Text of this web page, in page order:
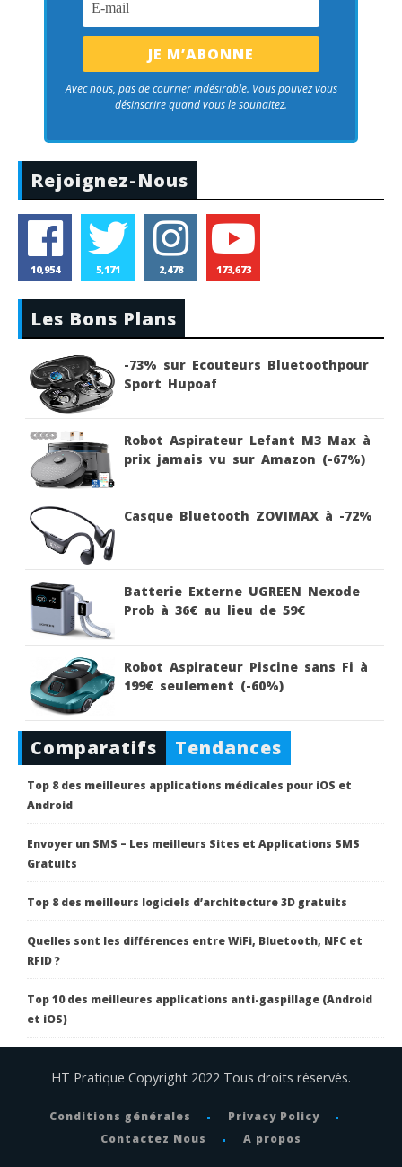
Avec nous, pas de courrier indésirable. Vous pouvez vous
désinscrire quand vous le souhaitez.
Rejoignez-Nous
10,954 5,171 2,478 173,673
Les Bons Plans
-73% sur Ecouteurs Bluetoothpour
Sport Hupoaf
Robot Aspirateur Lefant M3 Max à
prix jamais vu sur Amazon (-67%)
Casque Bluetooth ZOVIMAX à -72%
Batterie Externe UGREEN Nexode
Prob à 36€ au lieu de 59€
Robot Aspirateur Piscine sans Fi à
199€ seulement (-60%)
Comparatifs Tendances
Top 8 des meilleures applications médicales pour iOS et
Android
Envoyer un SMS – Les meilleurs Sites et Applications SMS
Gratuits
Top 8 des meilleurs logiciels d’architecture 3D gratuits
Quelles sont les différences entre WiFi, Bluetooth, NFC et
RFID ?
Top 10 des meilleures applications anti-gaspillage (Android
et iOS)
HT Pratique Copyright 2022 Tous droits réservés.
Conditions générales
Privacy Policy
Contactez Nous
A propos